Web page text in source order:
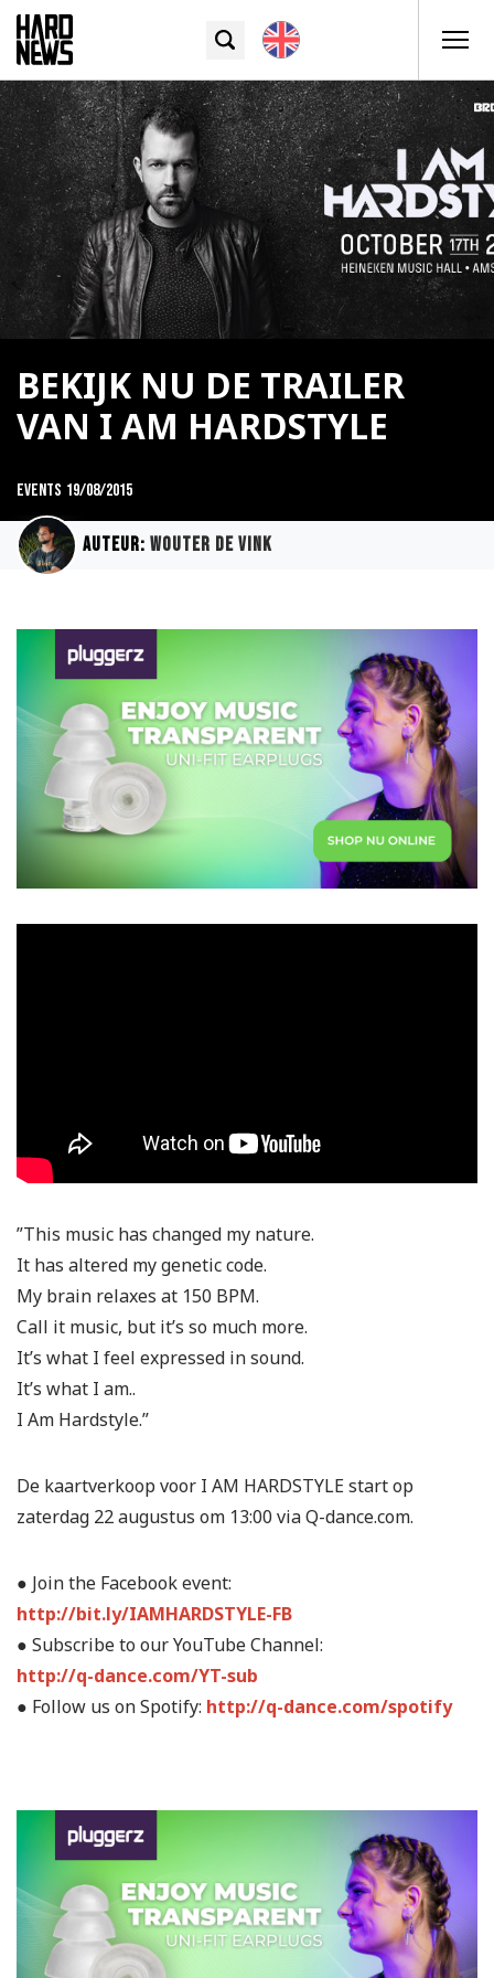
BEKIJK NU DE TRAILER
VAN I AM HARDSTYLE
Events 19/08/2015
Auteur: Wouter de Vink
”This music has changed my nature.
It has altered my genetic code.
My brain relaxes at 150 BPM.
Call it music, but it’s so much more.
It’s what I feel expressed in sound.
It’s what I am..
I Am Hardstyle.”
De kaartverkoop voor I AM HARDSTYLE start op
zaterdag 22 augustus om 13:00 via Q-dance.com.
● Join the Facebook event:
http://bit.ly/IAMHARDSTYLE-FB
● Subscribe to our YouTube Channel:
http://q-dance.com/YT-sub
● Follow us on Spotify: http://q-dance.com/spotify